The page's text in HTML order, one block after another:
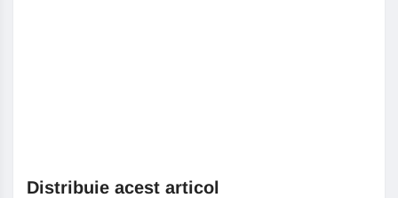
Distribuie acest articol